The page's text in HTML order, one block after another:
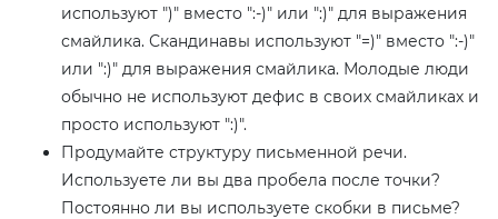
используют ")" вместо ":-)" или ":)" для выражения
смайлика. Скандинавы используют "=)" вместо ":-)"
или ":)" для выражения смайлика. Молодые люди
обычно не используют дефис в своих смайликах и
просто используют ":)".
Продумайте структуру письменной речи.
Используете ли вы два пробела после точки?
Постоянно ли вы используете скобки в письме?